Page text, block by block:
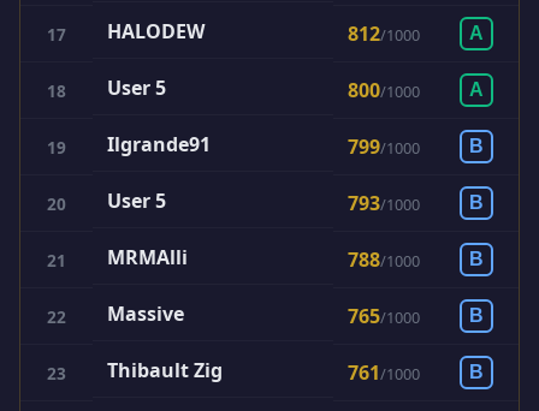
17 HALODEW 812/1000 A
18 User 5 800/1000 A
19 Ilgrande91 799/1000 B
20 User 5 793/1000 B
21 MRMAlli 788/1000 B
22 Massive 765/1000 B
23 Thibault Zig 761/1000 B